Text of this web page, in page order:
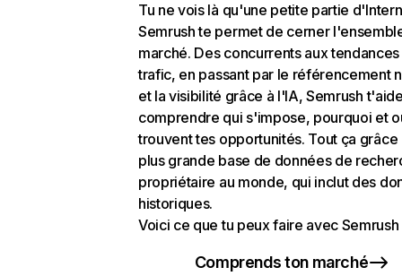
Tu ne vois là qu'une petite partie
Semrush te permet de cerner
marché. Des concurrents aux
trafic, en passant par le référencement
et la visibilité grâce à l'IA, Semrush
comprendre qui s'impose, pourquoi et
trouvent tes opportunités. Tout ça grâce
plus grande base de données de
propriétaire au monde, qui inclut des
historiques.
Voici ce que tu peux faire avec Semrush
Comprends ton marché